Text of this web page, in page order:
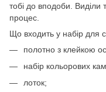
тобі до вподоби. Виділи
процес.
Що входить у набір для
полотно з клейкою
набір кольорових
лоток;